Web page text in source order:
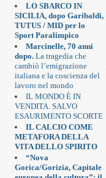
LO SBARCO IN
SICILIA, dopo Garibaldi,
TUTUS / MID per lo
Sport Paralimpico
Marcinelle, 70 anni
dopo. La tragedia che
cambiò l’emigrazione
italiana e la coscienza del
lavoro nel mondo
IL MONDO È IN
VENDITA. SALVO
ESAURIMENTO SCORTE
IL CALCIO COME
METAFORA DELLA
VITA DELLO SPIRITO
“Nova
Gorica/Gorizia, Capitale